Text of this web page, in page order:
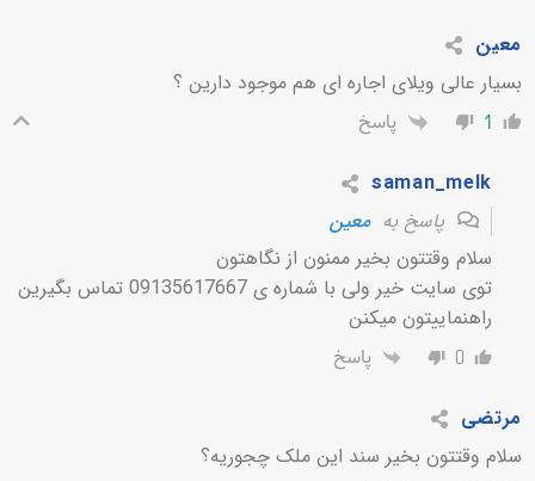
معین
بسیار عالی ویلای اجاره ای هم موجود دارین ؟
1 پاسخ
saman_melk
پاسخ بهمعین
سلام وقتتون بخیر ممنون از نگاهتون
توی سایت خیر ولی با شماره ی 09135617667 تماس بگیرین
راهنماییتون میکنن
0 پاسخ
مرتضی
سلام وقتتون بخیر سند این ملک چجوریه؟